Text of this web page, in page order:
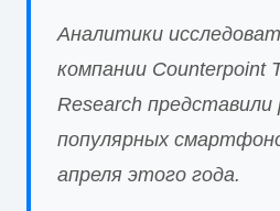
Аналитики
компании Counterpoint
Research
популярных
апреля этого года.